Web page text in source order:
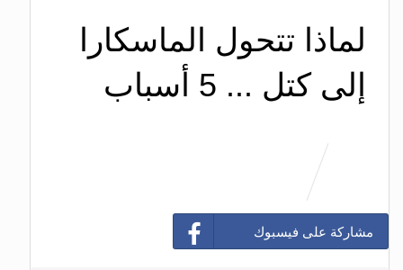
لماذا تتحول الماسكارا
إلى كتل ... 5 أسباب
مشاركة على فيسبوك